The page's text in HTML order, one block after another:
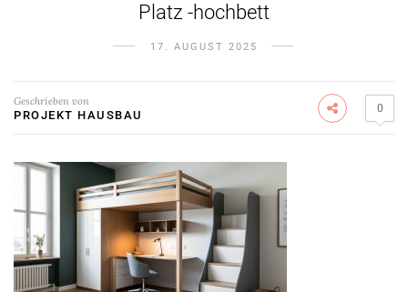
Platz -hochbett
17. AUGUST 2025
Geschrieben von
PROJEKT HAUSBAU
0